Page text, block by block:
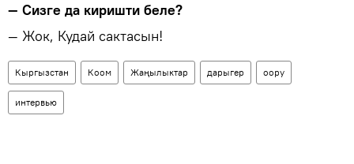
— Сизге да киришти беле?
— Жок, Кудай сактасын!
Кыргызстан Коом Жаңылыктар дарыгер оору
интервью